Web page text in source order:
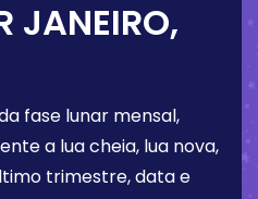
JANEIRO,
fase lunar mensal,
a lua cheia, lua nova,
trimestre, data e